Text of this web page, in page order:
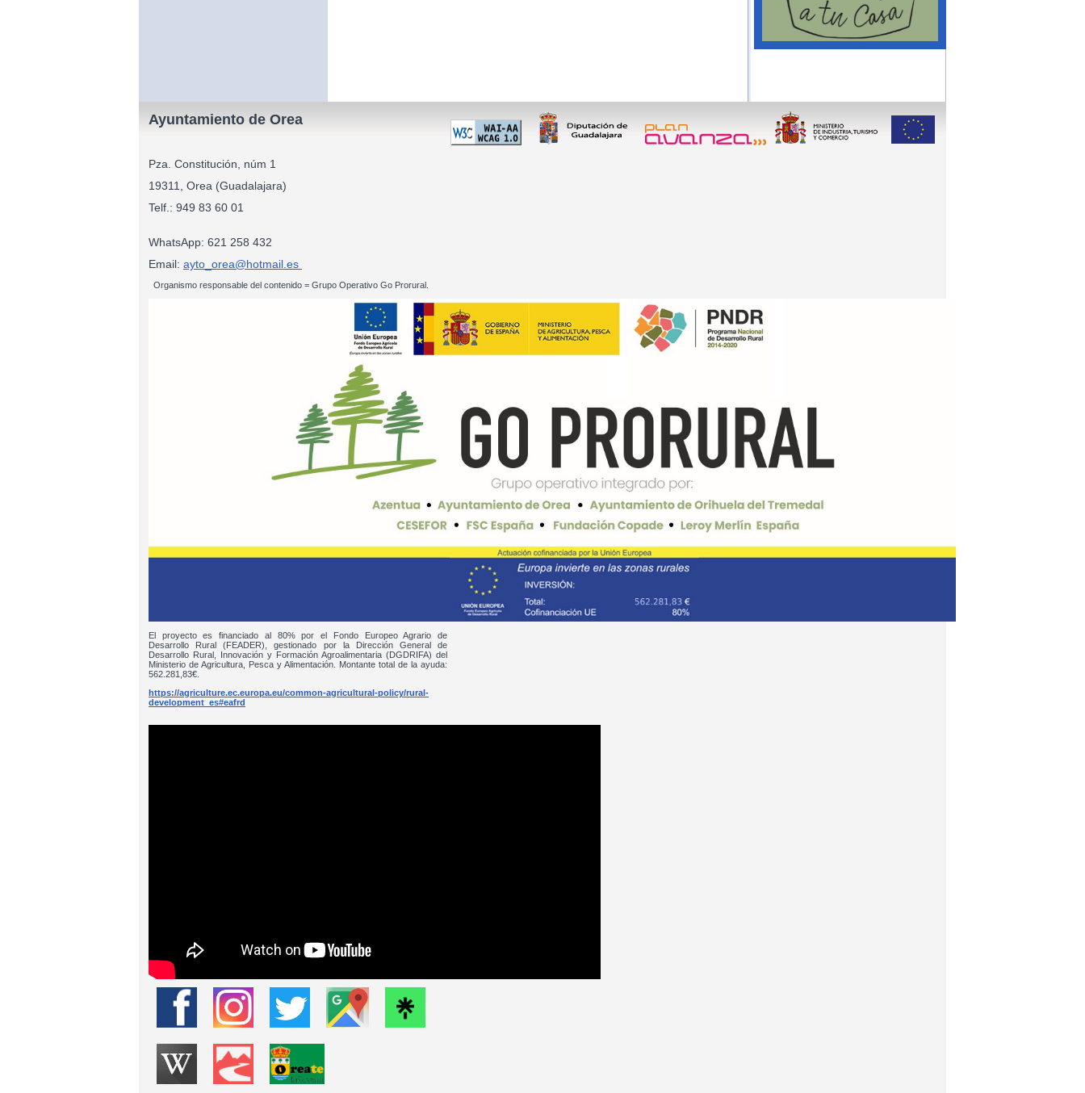
Ayuntamiento de Orea
Pza. Constitución, núm 1
19311, Orea (Guadalajara)
Telf.: 949 83 60 01
WhatsApp: 621 258 432
Email: ayto_orea@hotmail.es
Organismo responsable del contenido = Grupo Operativo Go Prorural.
El proyecto es financiado al 80% por el Fondo Europeo Agrario de
Desarrollo Rural (FEADER), gestionado por la Dirección General de
Desarrollo Rural, Innovación y Formación Agroalimentaria (DGDRIFA) del
Ministerio de Agricultura, Pesca y Alimentación. Montante total de la ayuda:
562.281,83€.
https://agriculture.ec.europa.eu/common-agricultural-policy/rural-
development_es#eafrd